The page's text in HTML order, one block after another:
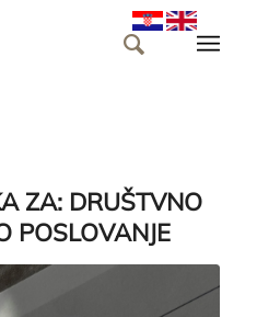
ZA: DRUŠTVNO
POSLOVANJE